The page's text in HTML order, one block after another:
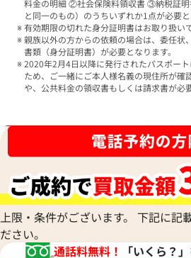
料金の明細 ②社会保険料領収書 ③納税証
と同一のもの）のうちいずれか1点が必要と
有効期限の切れた身分証明書はお取り扱い
親族以外の方からの依頼の場合は、委任状
書類（身分証明書）が必要となります。
2020年2月4日以降に発行されたパスポー
ため、ご一緒にご本人様名義の現住所が確
や、公共料金の領収書もしくは請求書が必
上限・条件がございます。 下記に記
ださい。
通話料無料！
「いくら？